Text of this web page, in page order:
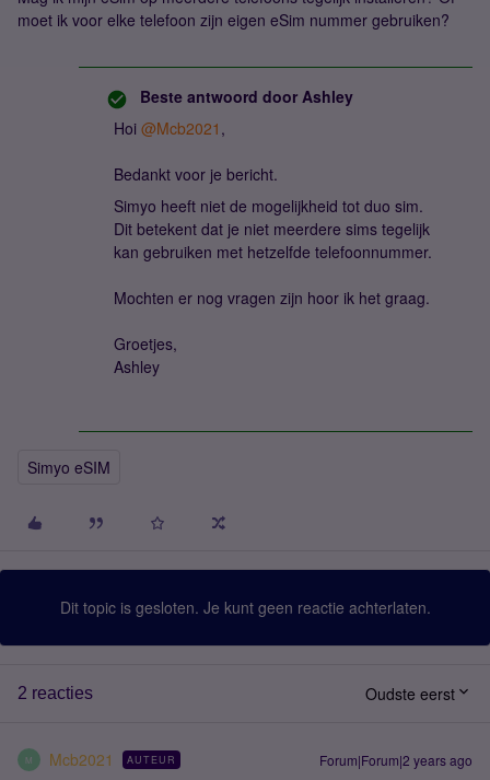
moet ik voor elke telefoon zijn eigen eSim nummer gebruiken?
Beste antwoord door Ashley
Hoi @Mcb2021 ,
Bedankt voor je bericht.
Simyo heeft niet de mogelijkheid tot duo sim.
Dit betekent dat je niet meerdere sims tegelijk
kan gebruiken met hetzelfde telefoonnummer.
Mochten er nog vragen zijn hoor ik het graag.
Groetjes,
Ashley
Simyo eSIM
Dit topic is gesloten. Je kunt geen reactie achterlaten.
2 reacties Oudste eerst
M Mcb2021 AUTEUR Forum|Forum|2 years ago